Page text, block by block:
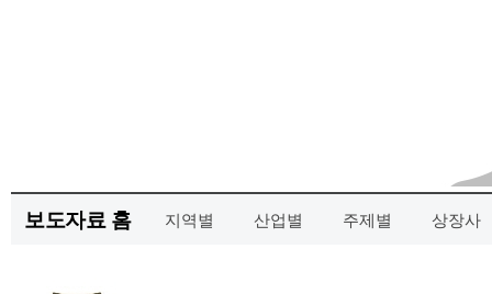
보도자료 홈 지역별 산업별 주제별 상장사